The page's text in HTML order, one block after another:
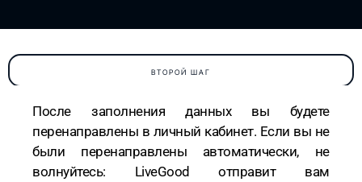
ВТОРОЙ ШАГ
После заполнения данных вы будете
перенаправлены в личный кабинет. Если вы не
были перенаправлены автоматически, не
волнуйтесь: LiveGood отправит вам